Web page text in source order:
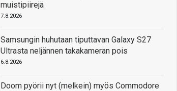
muistipiirejä
7.8.2026
Samsungin huhutaan tiputtavan Galaxy S27
Ultrasta neljännen takakameran pois
6.8.2026
Doom pyörii nyt (melkein) myös Commodore